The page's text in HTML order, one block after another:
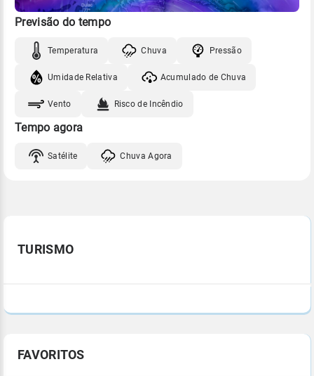
Previsão do tempo
Temperatura Chuva Pressão
Umidade Relativa Acumulado de Chuva
Vento Risco de Incêndio
Tempo agora
Satélite Chuva Agora
TURISMO
FAVORITOS